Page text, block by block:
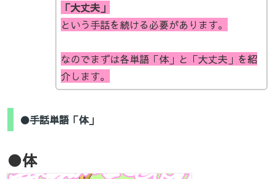
「大丈夫」
という手話を続ける必要があります。
なのでまずは各単語「体」と「大丈夫」を紹
介します。
●手話単語「体」
●体